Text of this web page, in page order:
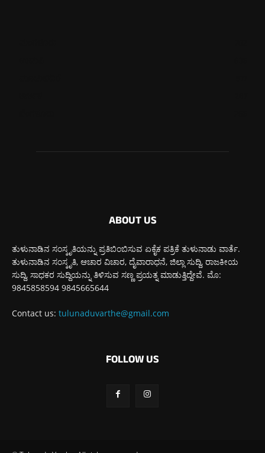
ABOUT US
ತುಳುನಾಡಿನ ಸಂಸ್ಕೃತಿಯನ್ನು ಪ್ರತಿಬಿಂಬಿಸುವ ಏಕೈಕ ಪತ್ರಿಕೆ ತುಳುನಾಡು ವಾರ್ತೆ.
ತುಳುನಾಡಿನ ಸಂಸ್ಕೃತಿ, ಆಚಾರ ವಿಚಾರ, ದೈವಾರಾಧನೆ, ಜಿಲ್ಲಾ ಸುದ್ದಿ, ರಾಜಕೀಯ
ಸುದ್ದಿ, ಸಾಧಕರ ಸುದ್ದಿಯನ್ನು ತಿಳಿಸುವ ಸಣ್ಣ ಪ್ರಯತ್ನ ಮಾಡುತ್ತಿದ್ದೇವೆ. ಮೊ:
9845858594 9845665644
Contact us: tulunaduvarthe@gmail.com
FOLLOW US